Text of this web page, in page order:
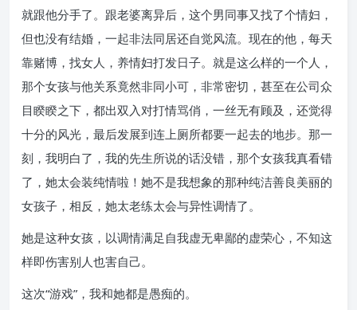
就跟他分手了。跟老婆离异后，这个男同事又找了个情妇，
但也没有结婚，一起非法同居还自觉风流。现在的他，每天
靠赌博，找女人，养情妇打发日子。就是这么样的一个人，
那个女孩与他关系竟然非同小可，非常密切，甚至在公司众
目睽睽之下，都出双入对打情骂俏，一丝无有顾及，还觉得
十分的风光，最后发展到连上厕所都要一起去的地步。那一
刻，我明白了，我的先生所说的话没错，那个女孩我真看错
了，她太会装纯情啦！她不是我想象的那种纯洁善良美丽的
女孩子，相反，她太老练太会与异性调情了。
她是这种女孩，以调情满足自我虚无卑鄙的虚荣心，不知这
样即伤害别人也害自己。
这次“游戏”，我和她都是愚痴的。